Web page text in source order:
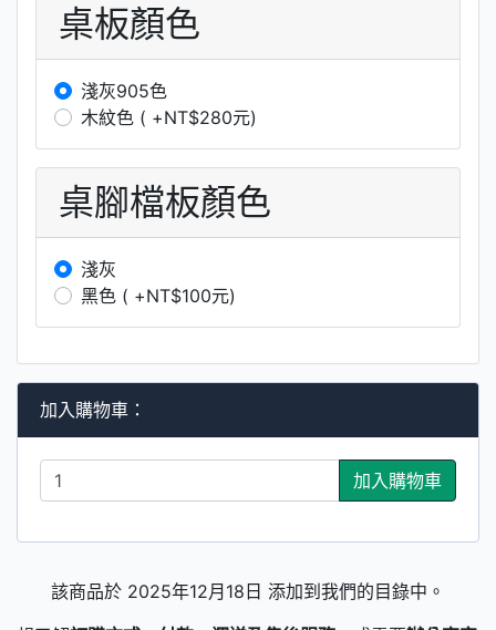
桌板顏色
淺灰905色
木紋色 ( +NT$280元)
桌腳檔板顏色
淺灰
黑色 ( +NT$100元)
加入購物車：
加入購物車
該商品於 2025年12月18日 添加到我們的目錄中。